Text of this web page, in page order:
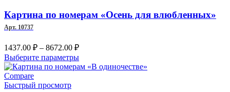
Опции
можно
странице
товара.
Картина по номерам «Осень для влюбленных»
Арт. 10737
1437.00 ₽ – 8672.00 ₽Диапазон
цен:
1437.00 ₽
Выберите параметрыЭтот
товар
Compare
Быстрый просмотр